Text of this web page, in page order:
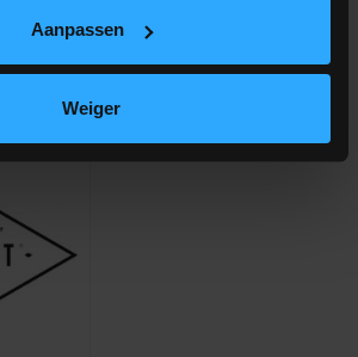
Aanpassen
Weiger